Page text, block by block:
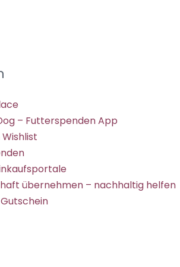
– Futterspenden App
übernehmen – nachhaltig helfen